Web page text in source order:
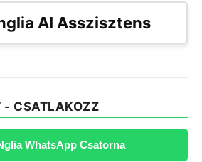
AI Asszisztens
- CSATLAKOZZ
WhatsApp Csatorna